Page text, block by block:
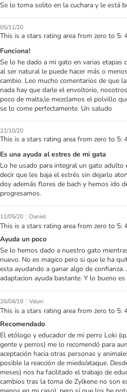
Se lo toma solito en la cuchara y le está
05/11/20
This is a stars rating area from zero to 5:
Funciona!
Se lo he dado a mi gato en varias etapas
al ser natural le puede hacer más o
cambio. Leo mucho comentarios de que
nada hay que darle el envoltorio,
poco de malta,le mezclamos el polvillo
se lo come perfectamente. Un saludo
21/10/20
This is a stars rating area from zero to 5:
Es una ayuda al estres de mi gata
Lo he usado para integral un gato adulto
decir que les baja el estrés sin dejarlo
doy además flores de bach y hemos ido
progresamos.
11/05/20 | Daniel
This is a stars rating area from zero to 5:
Ayuda un poco
Se lo hemos dado a nuestro gato
nuevo. No es magico pero si que le ha
esta ayudando a ganar algo de
adaptacion ayuda bastante. Y lo bueno
26/04/19 | Valen
This is a stars rating area from zero to 5:
Recomendado
El etólogo y educador de mi perro Loki
gente y perros) me lo recomendó para
aceptación hacia otras personas y
posible la reacción de miedo/ataque.
meses) nos ha facilitado el trabajo de
cambios tras la toma de Zylkene no son